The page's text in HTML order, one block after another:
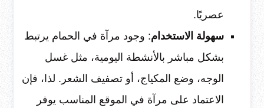
عصريًا.
سهولة الاستخدام: وجود مرآة في الحمام يرتبط
بشكل مباشر بالأنشطة اليومية، مثل غسل
الوجه، وضع المكياج، أو تصفيف الشعر. لذا، فإن
الاعتماد على مرآة في الموقع المناسب يوفر